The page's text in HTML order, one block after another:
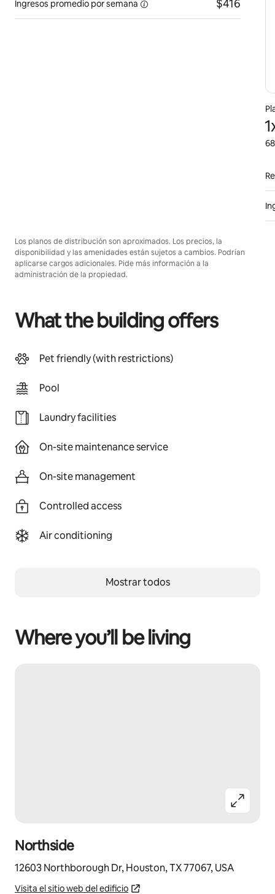
Ingresos promedio porsemana $416
Los planos de distribución son aproximados. Los precios, la
disponibilidad y las amenidades están sujetos a cambios. Podrían
aplicarse cargos adicionales. Pide más información a la
administración de la propiedad.
What the building offers
Pet friendly (with restrictions)
Pool
Laundry facilities
On-site maintenance service
On-site management
Controlled access
Air conditioning
Mostrar todos
Where you’ll be living
Northside
12603 Northborough Dr, Houston, TX 77067, USA
Visita el sitio web del edificio